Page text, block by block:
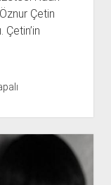
Çetin
Çetin’in